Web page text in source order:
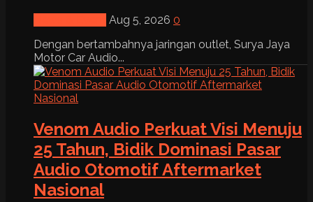
Aug 5, 2026 0
Dengan bertambahnya jaringan outlet, Surya Jaya
Motor Car Audio...
Venom Audio Perkuat Visi Menuju
25 Tahun, Bidik Dominasi Pasar
Audio Otomotif Aftermarket
Nasional